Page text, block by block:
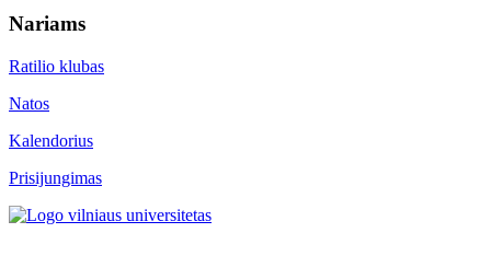
Nariams
Ratilio klubas
Natos
Kalendorius
Prisijungimas